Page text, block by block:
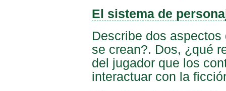
El sistema de
Describe dos
se crean?. Dos, ¿qué
del jugador que los
interactuar con la